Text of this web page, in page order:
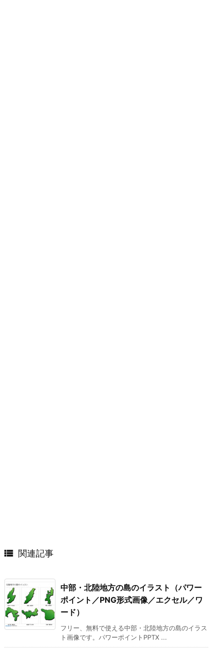
 関連記事
中部・北陸地方の島のイラスト（パワー
ポイント／PNG形式画像／エクセル／ワ
ード）
フリー、無料で使える中部・北陸地方の島のイラス
ト画像です。パワーポイントPPTX ...